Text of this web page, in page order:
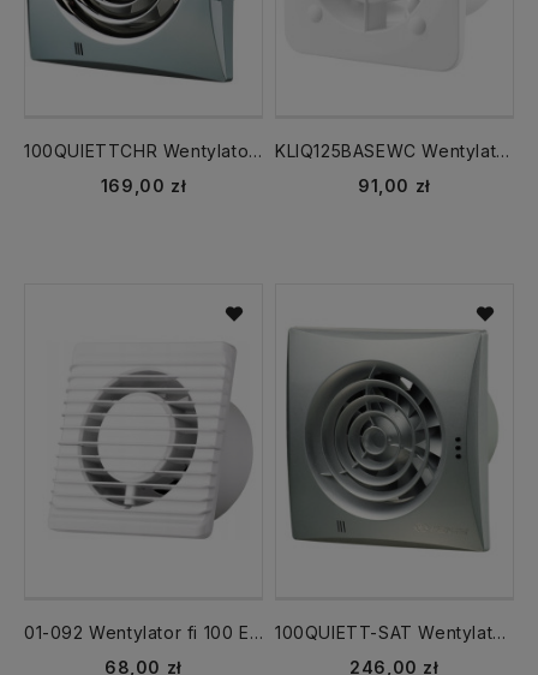
100QUIETTCHR Wentylator fi 100 mm QUIET /WC/ TIMER, cichy, chrom, łożyska kulowe, zawór zwrotny
169,00 zł
KLIQ125BASEWC Wentylator cichy 125 KLIQ BASE biały /WC/ Timer Vents
91,00 zł
01-092 Wentylator fi 100 Energy planet TIMER /WC/
68,00 zł
100QUIETT-SAT Wentylator 100 QUIET satyna TIMER WC
246,00 zł